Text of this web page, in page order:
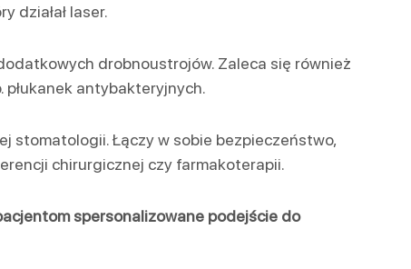
działał laser.
drobnoustrojów. Zaleca się również
antybakteryjnych.
stomatologii. Łączy w sobie bezpieczeństwo,
chirurgicznej czy farmakoterapii.
spersonalizowane podejście do